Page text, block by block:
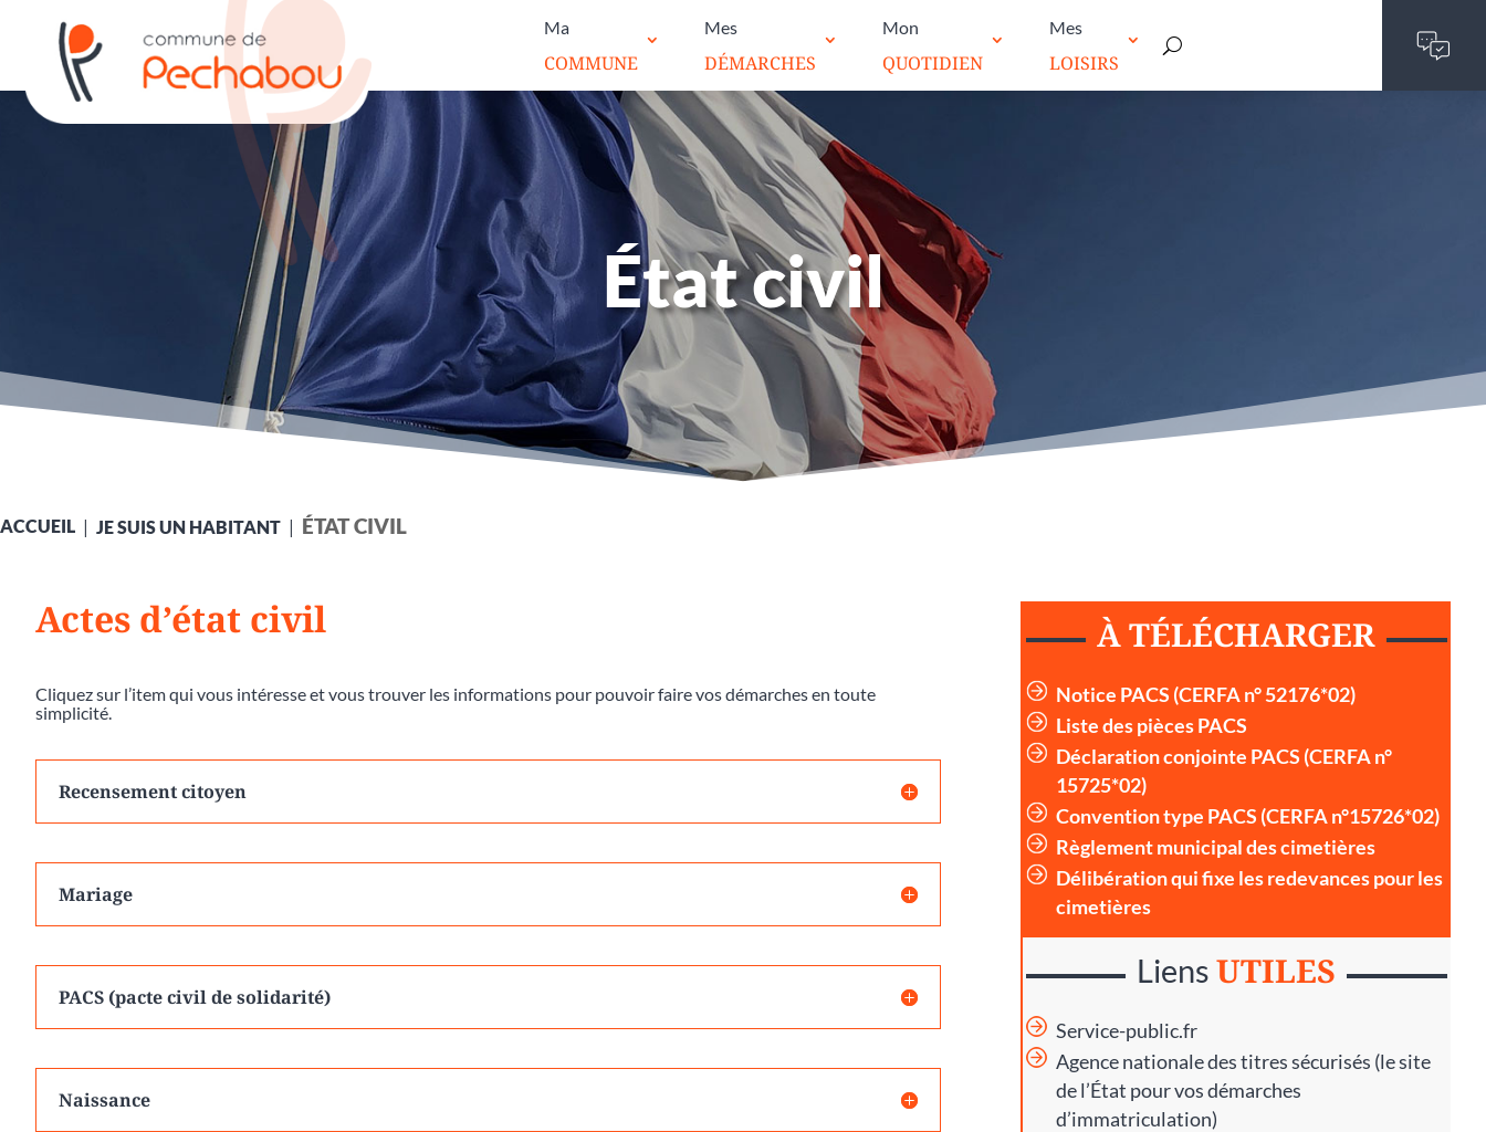
Ma
COMMUNE
Mes
DÉMARCHES
Mon
QUOTIDIEN
Mes
LOISIRS
État civil
ACCUEIL JE SUIS UN HABITANT ÉTAT CIVIL
Actes d’état civil
Cliquez sur l’item qui vous intéresse et vous trouver les informations pour pouvoir faire vos démarches en toute
simplicité.
Recensement citoyen
Mariage
PACS (pacte civil de solidarité)
Naissance
À TÉLÉCHARGER
Notice PACS (CERFA n° 52176*02)
Liste des pièces PACS
Déclaration conjointe PACS (CERFA n°
15725*02)
Convention type PACS (CERFA n°15726*02)
Règlement municipal des cimetières
Délibération qui fixe les redevances pour les
cimetières
LiensUTILES
Service-public.fr
Agence nationale des titres sécurisés (le site
de l’État pour vos démarches
d’immatriculation)